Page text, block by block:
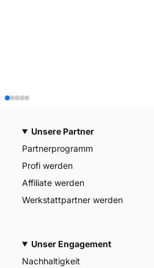
Unsere Partner
Partnerprogramm
Profi werden
Affiliate werden
Werkstattpartner werden
Unser Engagement
Nachhaltigkeit